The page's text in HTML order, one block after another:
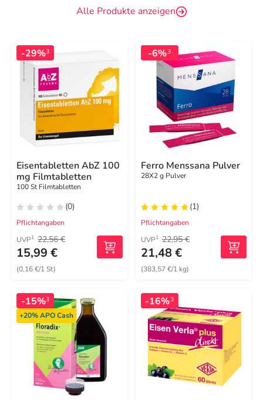
Alle Produkte anzeigen
-29%3
Eisentabletten AbZ 100
mg Filmtabletten
100 St Filmtabletten
(0)
Pflichtangaben
UVP1 22,56 €
15,99 €
(0,16 €/1 St)
-6%3
Ferro Menssana Pulver
28X2 g Pulver
(1)
Pflichtangaben
UVP1 22,95 €
21,48 €
(383,57 €/1 kg)
-15%3
+20%APO Cash
-16%3